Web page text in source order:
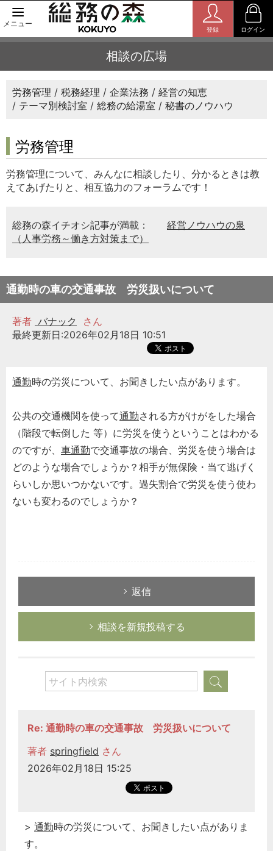
メニュー
登録 ログイン
相談の広場
労務管理 税務経理 企業法務
経営の知恵
テーマ別検討室
総務の給湯室 秘書のノウハウ
労務管理
労務管理について、みんなに相談したり、分かるときは教
えてあげたりと、相互協力のフォーラムです！
総務の森イチオシ記事が満載：
経営ノウハウの泉
（人事労務～働き方対策まで）
通勤時の車の交通事故 労災扱いについて
著者 バナック
さん
最終更新日:2026年02月18日 10:51
通勤時の労災について、お聞きしたい点があります。
公共の交通機関を使って通勤される方がけがをした場合
（階段で転倒した 等）に労災を使うということはわかる
のですが、 車通勤で交通事故の場合、労災を使う場合は
どのような場合でしょうか？相手が無保険・当て逃げく
らいしか思いつかないです。過失割合で労災を使う使わ
ないも変わるのでしょうか？
返信
相談を新規投稿する
Re: 通勤時の車の交通事故 労災扱いについて
著者 springfield さん
2026年02月18日 15:25
> 通勤時の労災について、お聞きしたい点がありま
す。